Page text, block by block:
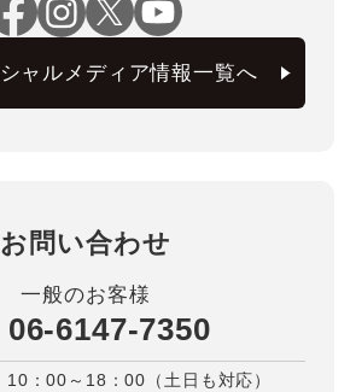
ャルメディア情報一覧へ
お問い合わせ
一般のお客様
06-6147-7350
10：00～18：00（土日も対応）